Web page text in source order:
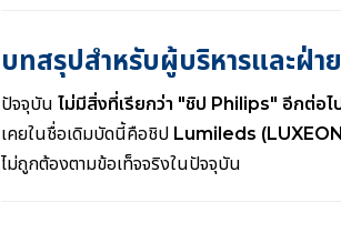
บทสรุปสำหรับผู้บริหารและฝ่
ปัจจุบัน ไม่มีสิ่งที่เรียกว่า "ชิป Philips" อีกต่อไ
เคยในชื่อเดิมบัดนี้คือชิป Lumileds
ไม่ถูกต้องตามข้อเท็จจริงในปัจจุบัน